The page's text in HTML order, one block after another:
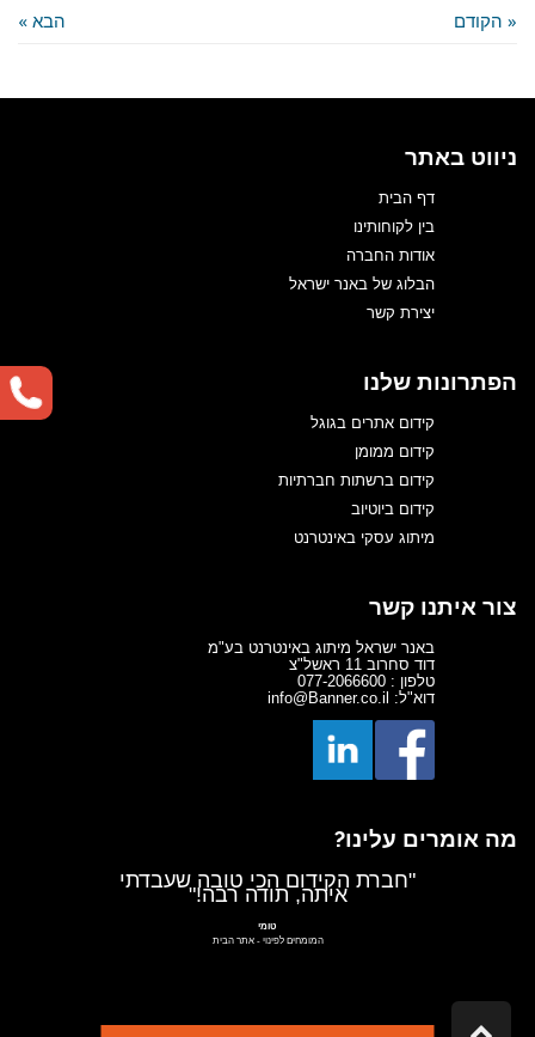
« הקודם הבא »
ניווט באתר
דף הבית
בין לקוחותינו
אודות החברה
הבלוג של באנר ישראל
יצירת קשר
הפתרונות שלנו
קידום אתרים בגוגל
קידום ממומן
קידום ברשתות חברתיות
קידום ביוטיוב
מיתוג עסקי באינטרנט
צור איתנו קשר
באנר ישראל מיתוג באינטרנט בע"מ
דוד סחרוב 11 ראשל"צ
טלפון : 077-2066600
דוא"ל: info@Banner.co.il
מה אומרים עלינו?
"חברת הקידום הכי טובה שעבדתי
איתה, תודה רבה!"
טומי
המומחים לפינוי-אתר הבית
גלילה